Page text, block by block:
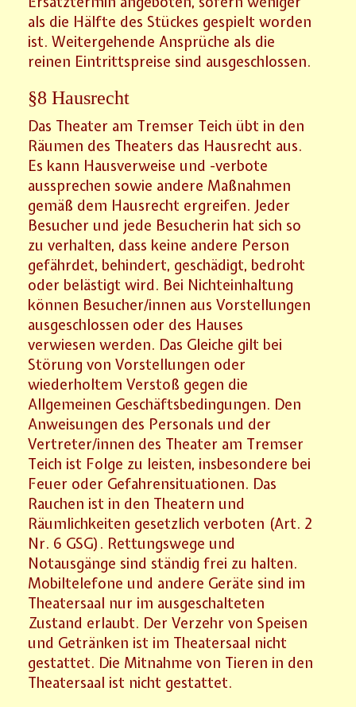
als die Hälfte des Stückes gespielt worden
ist. Weitergehende Ansprüche als die
reinen Eintrittspreise sind ausgeschlossen.
§8 Hausrecht
Das Theater am Tremser Teich übt in den
Räumen des Theaters das Hausrecht aus.
Es kann Hausverweise und -verbote
aussprechen sowie andere Maßnahmen
gemäß dem Hausrecht ergreifen. Jeder
Besucher und jede Besucherin hat sich so
zu verhalten, dass keine andere Person
gefährdet, behindert, geschädigt, bedroht
oder belästigt wird. Bei Nichteinhaltung
können Besucher/innen aus Vorstellungen
ausgeschlossen oder des Hauses
verwiesen werden. Das Gleiche gilt bei
Störung von Vorstellungen oder
wiederholtem Verstoß gegen die
Allgemeinen Geschäftsbedingungen. Den
Anweisungen des Personals und der
Vertreter/innen des Theater am Tremser
Teich ist Folge zu leisten, insbesondere bei
Feuer oder Gefahrensituationen. Das
Rauchen ist in den Theatern und
Räumlichkeiten gesetzlich verboten (Art. 2
Nr. 6 GSG). Rettungswege und
Notausgänge sind ständig frei zu halten.
Mobiltelefone und andere Geräte sind im
Theatersaal nur im ausgeschalteten
Zustand erlaubt. Der Verzehr von Speisen
und Getränken ist im Theatersaal nicht
gestattet. Die Mitnahme von Tieren in den
Theatersaal ist nicht gestattet.